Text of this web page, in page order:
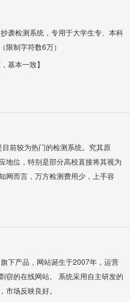
袭检测系统，专用于大学生专、本科
限制字符数6万）
基本一致】
前较为热门的检测系统。究其原
地位，特别是部分高校直接将其视为
网而言，万方检测费用少，上手容
下产品，网站诞生于2007年，运营
窃的在线网站。 系统采用自主研发的
场反映良好。